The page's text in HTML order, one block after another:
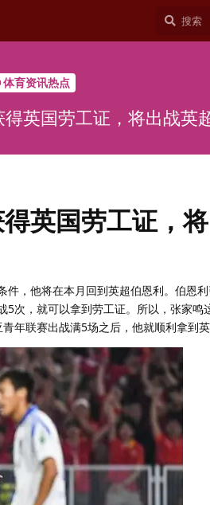
体育资讯热点
英国劳工证，将出战英
英国劳工证，
，他将在本月回到英超伯恩利。伯恩
次，就可以拿到劳工证。所以，张家鸣
年联赛出战满5场之后，他就顺利拿到英